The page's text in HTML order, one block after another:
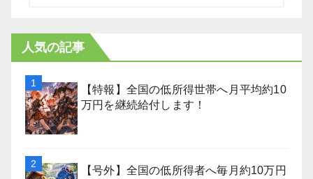
人気の記事
【特報】全国の低所得世帯へ月平均約10
万円を継続給付します！
【号外】全国の低所得者へ毎月約10万円